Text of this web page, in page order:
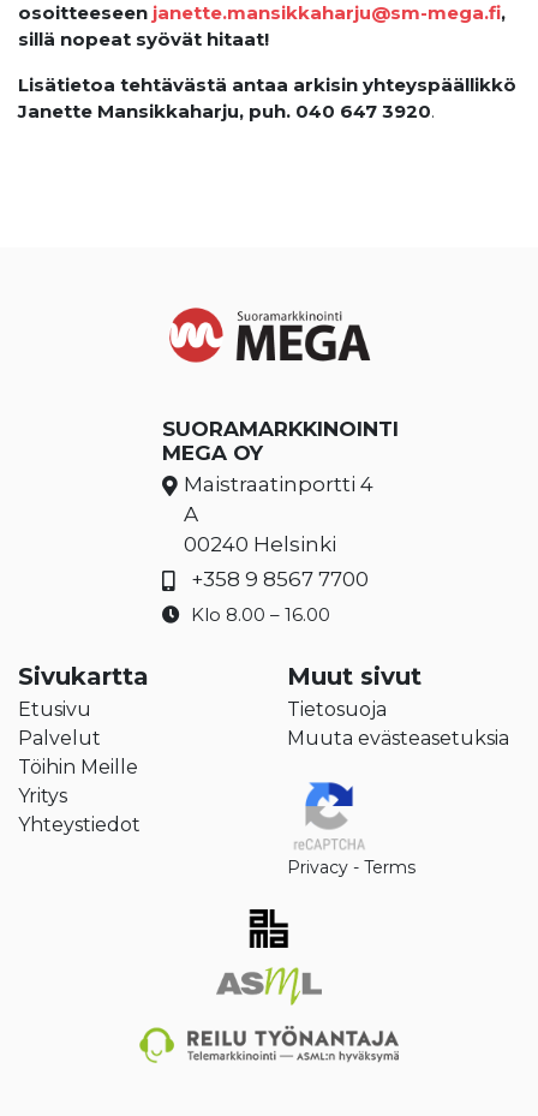
osoitteeseen janette.mansikkaharju@sm-mega.fi,
sillä nopeat syövät hitaat!
Lisätietoa tehtävästä antaa arkisin yhteyspäällikkö
Janette Mansikkaharju, puh. 040 647 3920.
SUORAMARKKINOINTI
MEGA OY
Maistraatinportti 4
A
00240 Helsinki
+358 9 8567 7700
Klo 8.00 – 16.00
Sivukartta
Etusivu
Palvelut
Töihin Meille
Yritys
Yhteystiedot
Muut sivut
Tietosuoja
Muuta evästeasetuksia
Privacy - Terms